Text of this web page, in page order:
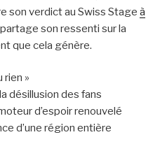
son verdict au Swiss Stage à
son ressenti sur la
que cela génère.
rien »
désillusion des fans
d’espoir renouvelé
d’une région entière